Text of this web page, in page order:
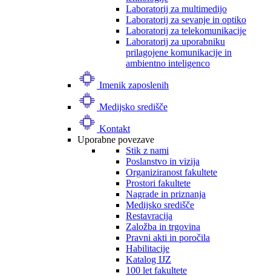
Laboratorij za multimedijo
Laboratorij za sevanje in optiko
Laboratorij za telekomunikacije
Laboratorij za uporabniku
prilagojene komunikacije in
ambientno inteligenco
Imenik zaposlenih
Medijsko središče
Kontakt
Uporabne povezave
Stik z nami
Poslanstvo in vizija
Organiziranost fakultete
Prostori fakultete
Nagrade in priznanja
Medijsko središče
Restavracija
Založba in trgovina
Pravni akti in poročila
Habilitacije
Katalog IJZ
100 let fakultete